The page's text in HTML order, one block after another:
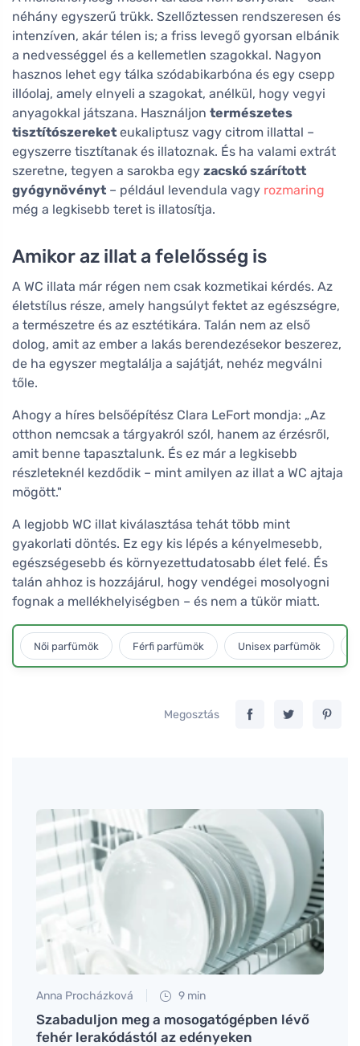
néhány egyszerű trükk. Szellőztessen rendszeresen és
intenzíven, akár télen is; a friss levegő gyorsan elbánik
a nedvességgel és a kellemetlen szagokkal. Nagyon
hasznos lehet egy tálka szódabikarbóna és egy csepp
illóolaj, amely elnyeli a szagokat, anélkül, hogy vegyi
anyagokkal játszana. Használjon természetes
tisztítószereket eukaliptusz vagy citrom illattal –
egyszerre tisztítanak és illatoznak. És ha valami extrát
szeretne, tegyen a sarokba egy zacskó szárított
gyógynövényt – például levendula vagy rozmaring
még a legkisebb teret is illatosítja.
Amikor az illat a felelősség is
A WC illata már régen nem csak kozmetikai kérdés. Az
életstílus része, amely hangsúlyt fektet az egészségre,
a természetre és az esztétikára. Talán nem az első
dolog, amit az ember a lakás berendezésekor beszerez,
de ha egyszer megtalálja a sajátját, nehéz megválni
tőle.
Ahogy a híres belsőépítész Clara LeFort mondja: „Az
otthon nemcsak a tárgyakról szól, hanem az érzésről,
amit benne tapasztalunk. És ez már a legkisebb
részleteknél kezdődik – mint amilyen az illat a WC ajtaja
mögött."
A legjobb WC illat kiválasztása tehát több mint
gyakorlati döntés. Ez egy kis lépés a kényelmesebb,
egészségesebb és környezettudatosabb élet felé. És
talán ahhoz is hozzájárul, hogy vendégei mosolyogni
fognak a mellékhelyiségben – és nem a tükör miatt.
Női parfümök Férfi parfümök Unisex parfümök
Megosztás
Anna Procházková 9 min
Szabaduljon meg a mosogatógépben lévő
fehér lerakódástól az edényeken